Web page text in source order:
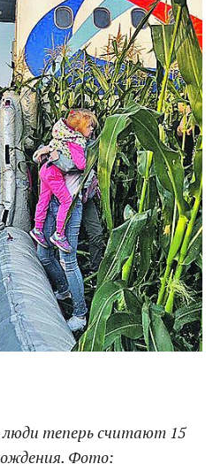
теперь считают 15
Фото: